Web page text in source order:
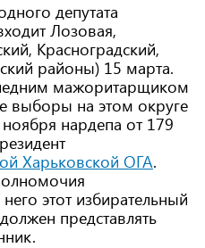
депутата
Лозовая,
Красноградский,
районы) 15 марта.
мажоритарщиком
выборы на этом округе
нардепа от 179
Харьковской ОГА.
этот избирательный
представлять